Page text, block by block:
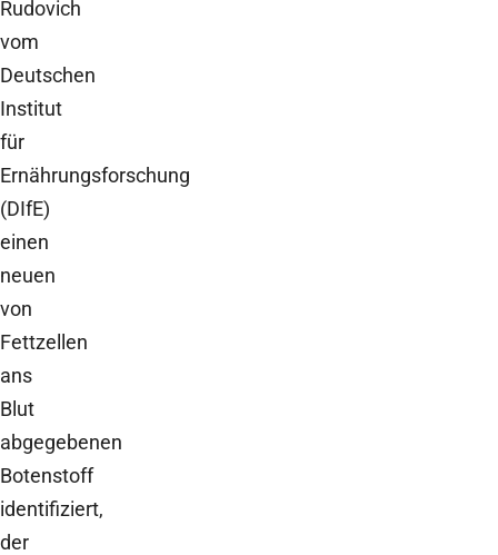
Rudovich
vom
Deutschen
Institut
für
Ernährungsforschung
(DIfE)
einen
neuen
von
Fettzellen
ans
Blut
abgegebenen
Botenstoff
identifiziert,
der